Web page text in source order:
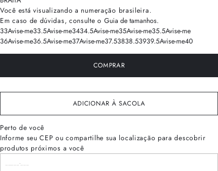
Você está visualizando a numeração brasileira.
Em caso de dúvidas, consulte o Guia de tamanhos.
33Avise-me33.5Avise-me3434.5Avise-me35Avise-me35.5Avise-me
36Avise-me36.5Avise-me37Avise-me37.53838.53939.5Avise-me40
COMPRAR
ADICIONAR À SACOLA
Perto de você
Informe seu CEP ou compartilhe sua localização para descobrir
produtos próximos a você